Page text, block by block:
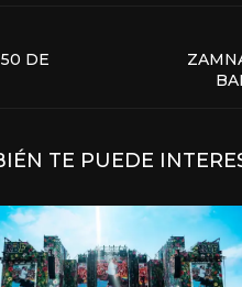
DE
TE PUEDE